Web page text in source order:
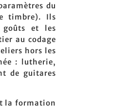
du
timbre). Ils
goûts et les
au codage
hors les
: lutherie,
de guitares
la formation